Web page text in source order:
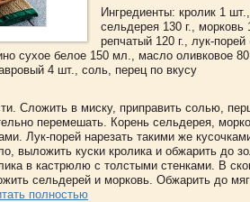
Ингредиенты: кролик 1
сельдерея 130 г., морковь
репчатый 120 г., лук-
сухое белое 150 мл., масло оливковое
4 шт., соль, перец по вкусу
Сложить в миску, приправить солью,
перемешать. Корень сельдерея,
Лук-порей нарезать такими же
выложить куски кролика и обжарить до
в кастрюлю с толстыми стенками. В
сельдерей и морковь. Обжарить до
полностью